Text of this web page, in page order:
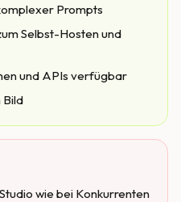
Prompts
Selbst-Hosten und
und APIs verfügbar
Bild
wie bei Konkurrenten